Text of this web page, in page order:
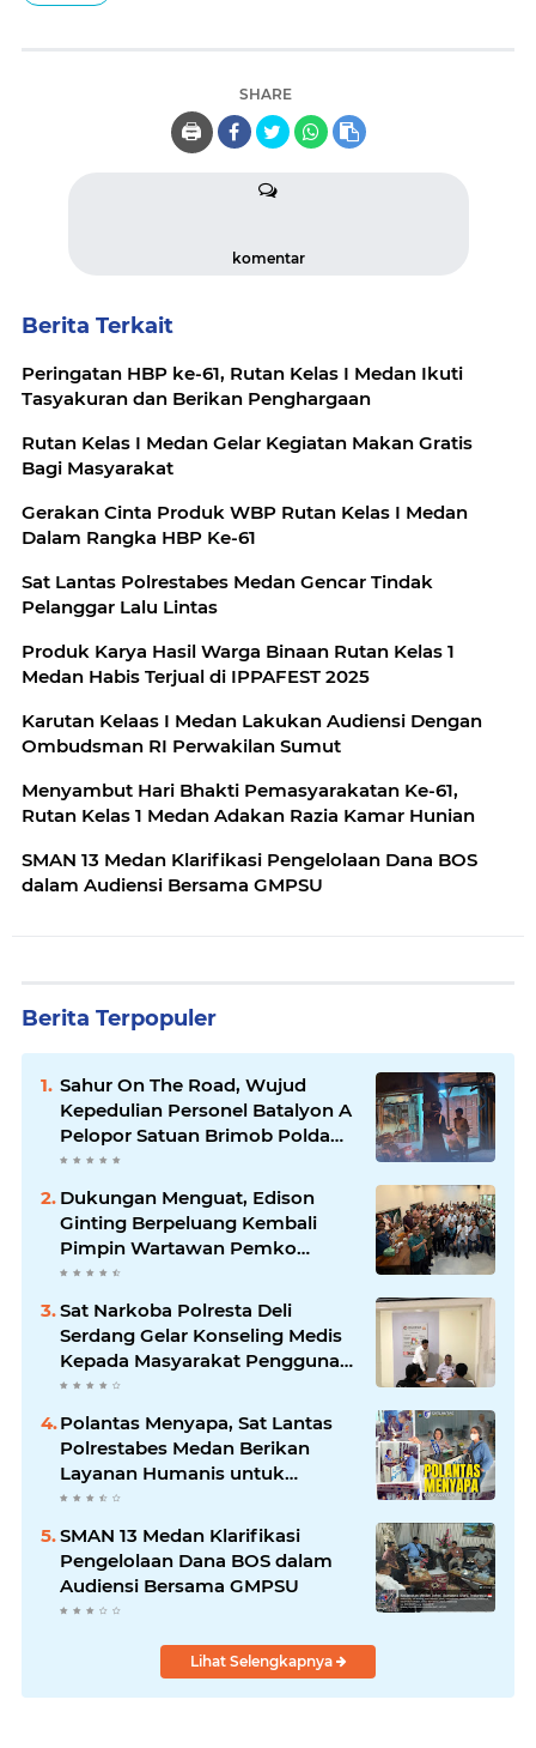
SHARE
🖨️
komentar
Berita Terkait
Peringatan HBP ke-61, Rutan Kelas I Medan Ikuti
Tasyakuran dan Berikan Penghargaan
Rutan Kelas I Medan Gelar Kegiatan Makan Gratis
Bagi Masyarakat
Gerakan Cinta Produk WBP Rutan Kelas I Medan
Dalam Rangka HBP Ke-61
Sat Lantas Polrestabes Medan Gencar Tindak
Pelanggar Lalu Lintas
Produk Karya Hasil Warga Binaan Rutan Kelas 1
Medan Habis Terjual di IPPAFEST 2025
Karutan Kelaas I Medan Lakukan Audiensi Dengan
Ombudsman RI Perwakilan Sumut
Menyambut Hari Bhakti Pemasyarakatan Ke-61,
Rutan Kelas 1 Medan Adakan Razia Kamar Hunian
SMAN 13 Medan Klarifikasi Pengelolaan Dana BOS
dalam Audiensi Bersama GMPSU
Berita Terpopuler
Sahur On The Road, Wujud
Kepedulian Personel Batalyon A
Pelopor Satuan Brimob Polda
Sumut di Dini Hari Ramadhan
Dukungan Menguat, Edison
Ginting Berpeluang Kembali
Pimpin Wartawan Pemko
Medan
Sat Narkoba Polresta Deli
Serdang Gelar Konseling Medis
Kepada Masyarakat Pengguna
Narkotika di Posko Kampung
Bersih Narkoba
Polantas Menyapa, Sat Lantas
Polrestabes Medan Berikan
Layanan Humanis untuk
Pendaftaran Pemohon SIM
SMAN 13 Medan Klarifikasi
Pengelolaan Dana BOS dalam
Audiensi Bersama GMPSU
Lihat Selengkapnya